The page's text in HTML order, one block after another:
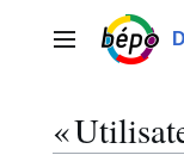
contenuMenu principal
«